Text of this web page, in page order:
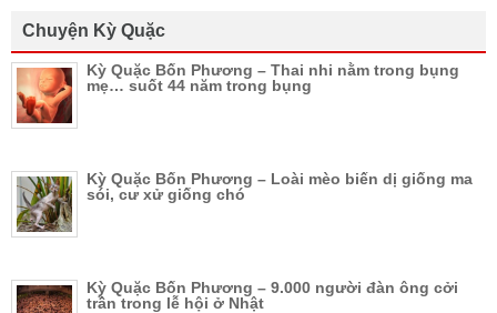
Chuyện Kỳ Quặc
Kỳ Quặc Bốn Phương – Thai nhi nằm trong bụng
mẹ… suốt 44 năm trong bụng
Kỳ Quặc Bốn Phương – Loài mèo biến dị giống ma
sói, cư xử giống chó
Kỳ Quặc Bốn Phương – 9.000 người đàn ông cởi
trần trong lễ hội ở Nhật